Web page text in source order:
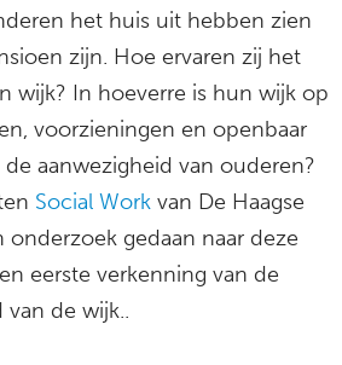
het huis uit hebben zien
zijn. Hoe ervaren zij het
wijk? In hoeverre is hun wijk op
voorzieningen en openbaar
aanwezigheid van ouderen?
Social Work van De Haagse
gedaan naar deze
eerste verkenning van de
de wijk..